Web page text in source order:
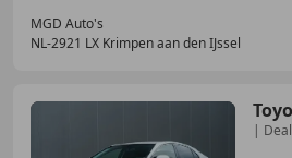
MGD Auto's
NL-2921 LX Krimpen aan den IJssel
|